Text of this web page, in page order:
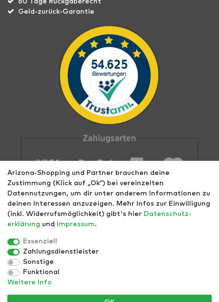
60 Tage Rückgaberecht
Geld-zurück-Garantie
Impressum AGB Datenschutz
*Alle Preise inkl. ges. MwSt. zzgl.Versandkosten- ©
Arizona-Shopping und Partner brauchen deine
Zustimmung (Klick auf „Ok”) bei vereinzelten
Datennutzungen, um dir unter anderem Informationen zu
deinen Interessen anzuzeigen. Mehr Infos zur Einwilligung
(inkl. Widerrufsmöglichkeit) gibt's hier Daten­schutz­
erklärung und Impressum.
Essenziell
Zahlungsdienstleister
Sonstige
Funktional
Weitere Info